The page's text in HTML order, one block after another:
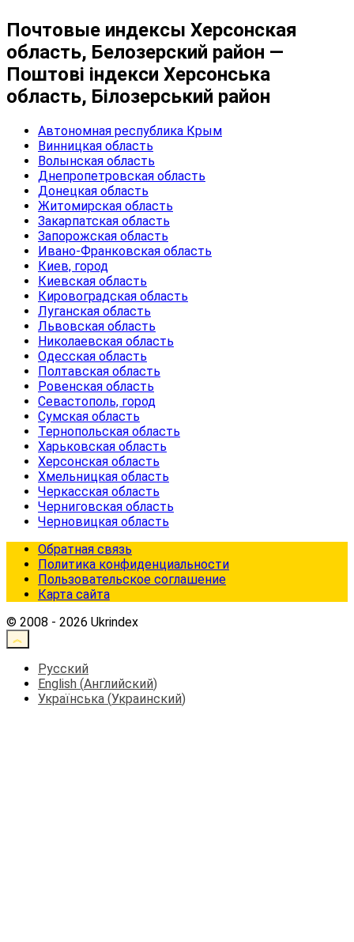
Почтовые индексы Херсонская
область, Белозерский район —
Поштові індекси Херсонська
область, Білозерський район
Автономная республика Крым
Винницкая область
Волынская область
Днепропетровская область
Донецкая область
Житомирская область
Закарпатская область
Запорожская область
Ивано-Франковская область
Киев, город
Киевская область
Кировоградская область
Луганская область
Львовская область
Николаевская область
Одесская область
Полтавская область
Ровенская область
Севастополь, город
Сумская область
Тернопольская область
Харьковская область
Херсонская область
Хмельницкая область
Черкасская область
Черниговская область
Черновицкая область
Обратная связь
Политика конфиденциальности
Пользовательское соглашение
Карта сайта
© 2008 - 2026 Ukrindex
Русский
English (Английский)
Українська (Украинский)